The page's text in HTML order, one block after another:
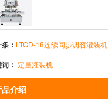
： LTGD-18连续同步调容灌装机
： 定量灌装机
品介绍